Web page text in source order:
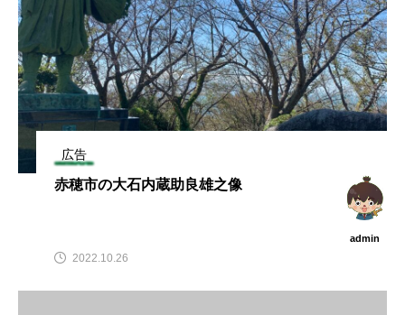
広告
赤穂市の大石内蔵助良雄之像
admin
2022.10.26